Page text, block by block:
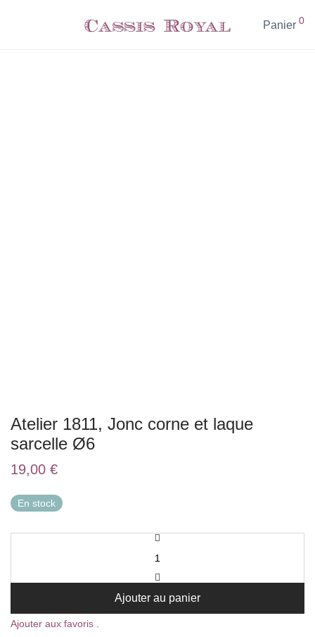
Panier 0
Atelier 1811, Jonc corne et laque
sarcelle Ø6
19,00 €
En stock
Ajouter au panier
Ajouter aux favoris .